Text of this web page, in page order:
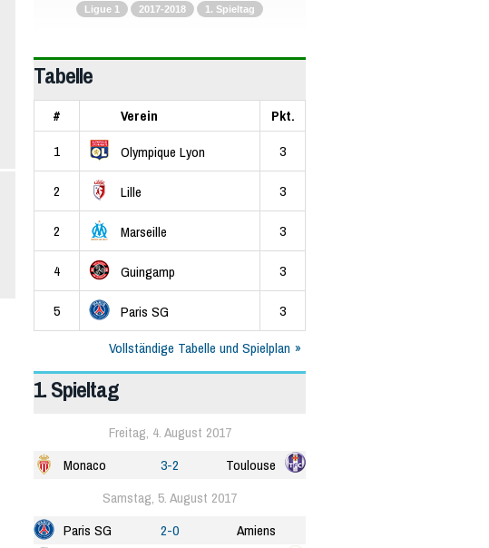
Ligue 1 2017-2018 1. Spieltag
Tabelle
# Verein
Pkt.
1
Olympique Lyon 3
2 Lille 3
2 Marseille 3
4 Guingamp 3
5 Paris SG
3
Vollständige Tabelle und Spielplan
1. Spieltag
Freitag, 4. August 2017
Monaco
3-2
Toulouse
Samstag, 5. August 2017
Paris SG
2-0
Amiens